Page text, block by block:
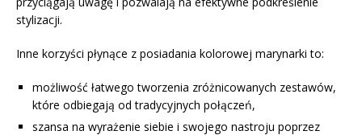
stylizacji.
Inne korzyści płynące z posiadania kolorowej marynarki to:
możliwość łatwego tworzenia zróżnicowanych zestawów,
które odbiegają od tradycyjnych połączeń,
szansa na wyrażenie siebie i swojego nastroju poprzez